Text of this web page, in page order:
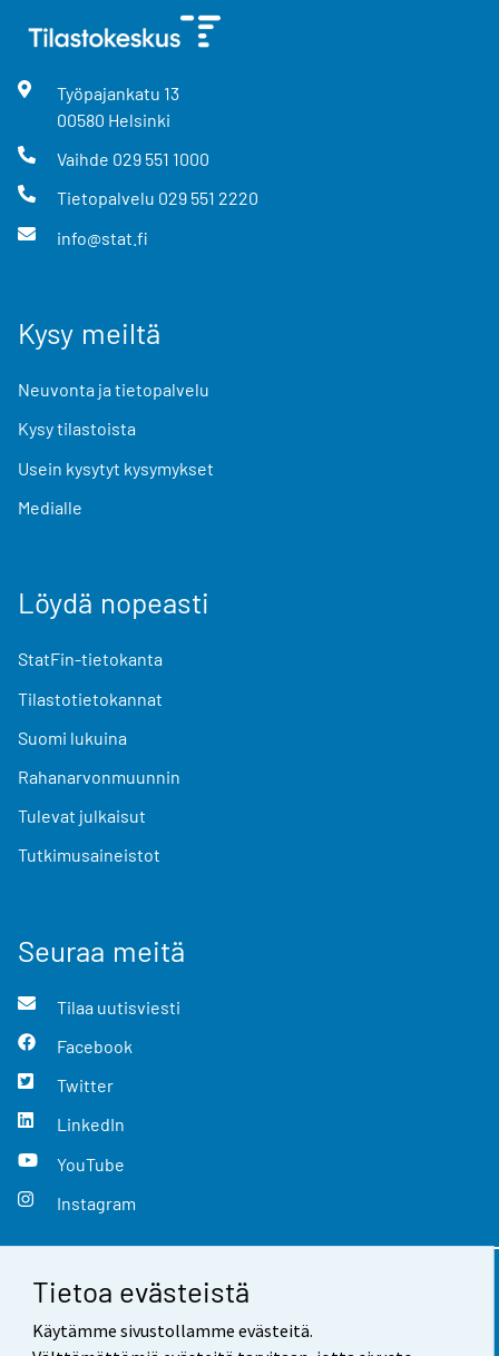
Tietoa evästeistä
Käytämme sivustollamme evästeitä.
Työpajankatu 13
00580 Helsinki
Vaihde 029 551 1000
Tietopalvelu 029 551 2220
info@stat.fi
Kysy meiltä
Neuvonta ja tietopalvelu
Kysy tilastoista
Usein kysytyt kysymykset
Medialle
Löydä nopeasti
StatFin-tietokanta
Tilastotietokannat
Suomi lukuina
Rahanarvonmuunnin
Tulevat julkaisut
Tutkimusaineistot
Seuraa meitä
Tilaa uutisviesti
Facebook
Twitter
LinkedIn
YouTube
Instagram
Yhteystiedot
Palaute